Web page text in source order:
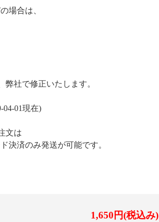
場合は、
社で修正いたします。
04-01現在)
文は
決済のみ発送が可能です。
1,650円(税込み)